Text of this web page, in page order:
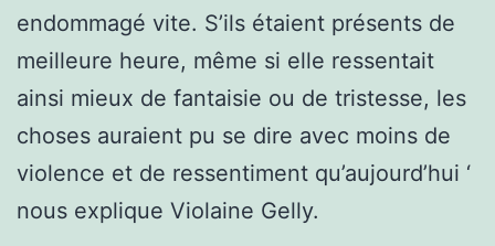
endommagé vite. S’ils étaient présents de
meilleure heure, même si elle ressentait
ainsi mieux de fantaisie ou de tristesse, les
choses auraient pu se dire avec moins de
violence et de ressentiment qu’aujourd’hui ‘
nous explique Violaine Gelly.